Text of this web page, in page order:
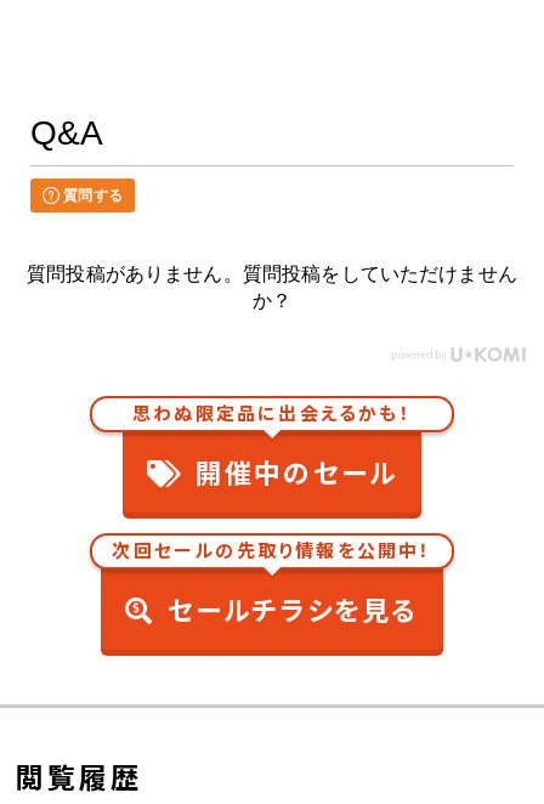
Q&A
質問する
質問投稿がありません。質問投稿をしていただけません
か？
思わぬ限定品に出会えるかも！
開催中のセール
次回セールの先取り情報を公開中！
セールチラシを見る
閲覧履歴